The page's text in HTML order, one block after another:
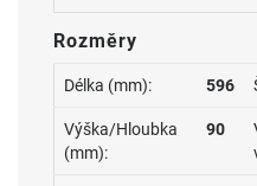
Rozměry
Délka (mm): 596
Výška/Hloubka
(mm):
90